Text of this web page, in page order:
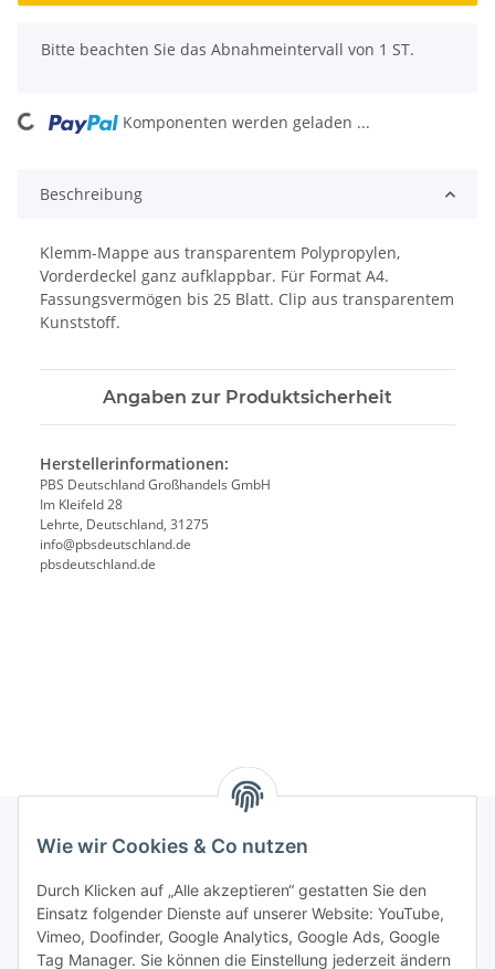
Wie wir Cookies & Co nutzen
Durch Klicken auf „Alle akzeptieren“ gestatten Sie den
Einsatz folgender Dienste auf unserer Website: YouTube,
Vimeo, Doofinder, Google Analytics, Google Ads, Google
Tag Manager. Sie können die Einstellung jederzeit ändern
x
Bitte beachten Sie das Abnahmeintervall von 1 ST.
Loading... Komponenten werden geladen ...
Beschreibung
Klemm-Mappe aus transparentem Polypropylen,
Vorderdeckel ganz aufklappbar. Für Format A4.
Fassungsvermögen bis 25 Blatt. Clip aus transparentem
Kunststoff.
Angaben zur Produktsicherheit
Herstellerinformationen:
PBS Deutschland Großhandels GmbH
Im Kleifeld 28
Lehrte, Deutschland, 31275
info@pbsdeutschland.de
pbsdeutschland.de
Rechtliches
Allgemeines